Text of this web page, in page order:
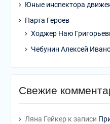
Юные инспектора
Парта Героев
Ходжер Наю
Чебунин Алексей
Свежие
Ляна Гейкер к записи